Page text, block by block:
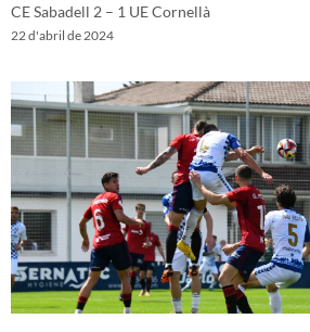
CE Sabadell 2 – 1 UE Cornellà
22 d'abril de 2024